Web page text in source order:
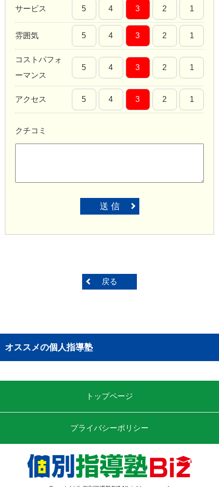
サービス 5 4 3 2 1
雰囲気 5 4 3 2 1
コストパフォ
ーマンス
5 4 3 2 1
アクセス 5 4 3 2 1
クチコミ
送 信
戻る
オススメの個人指導塾
トップページ
プライバシーポリシー